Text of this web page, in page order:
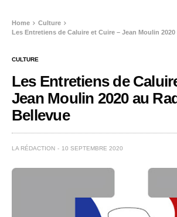
Home
Culture
Les Entretiens de Caluire et Cuire – Jean Moulin
CULTURE
Les Entretiens de
Jean Moulin 2020 au
Bellevue
LA RÉDACTION 10 SEPTEMBRE 2020